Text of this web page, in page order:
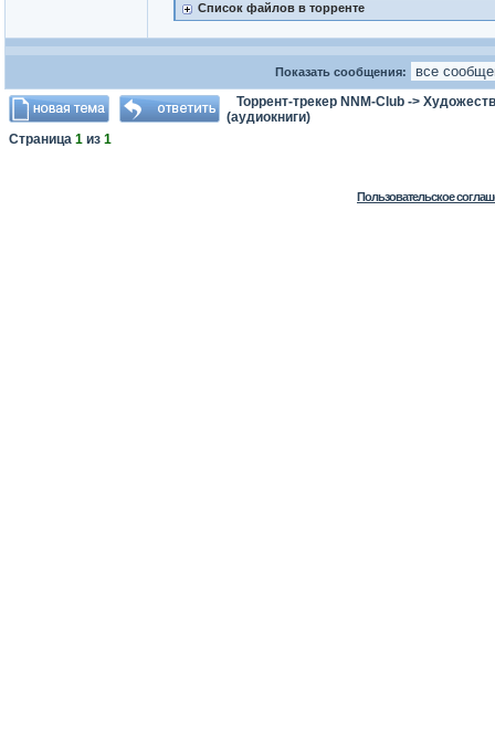
Список файлов в торренте
Показать сообщения:
Торрент-трекер NNM-Club ->
(аудиокниги)
Страница 1 из 1
Пользовательское